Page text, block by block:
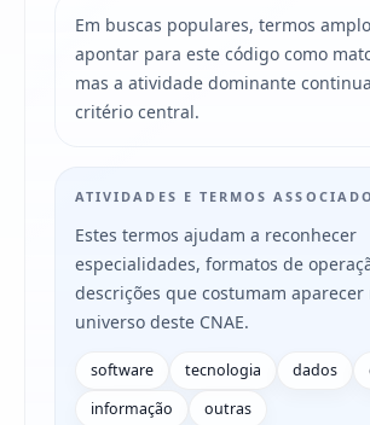
Em buscas populares, termos
apontar para este código como
mas a atividade dominante
critério central.
ATIVIDADES E TERMOS
Estes termos ajudam a reconhecer
especialidades, formatos de
descrições que costumam aparecer
universo deste CNAE.
software tecnologia dados
informação
outras